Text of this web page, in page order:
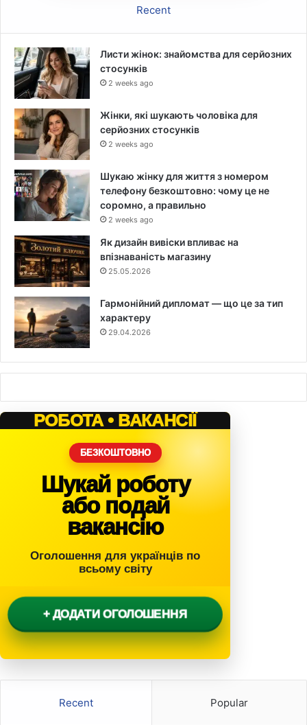
Recent
Листи жінок: знайомства для серйозних
стосунків
2 weeks ago
Жінки, які шукають чоловіка для
серйозних стосунків
2 weeks ago
Шукаю жінку для життя з номером
телефону безкоштовно: чому це не
соромно, а правильно
2 weeks ago
Як дизайн вивіски впливає на
впізнаваність магазину
25.05.2026
Гармонійний дипломат — що це за тип
характеру
29.04.2026
РОБОТА • ВАКАНСІЇ
БЕЗКОШТОВНО
Шукай роботу
або подай
вакансію
Оголошення для українців по
всьому світу
+ ДОДАТИ ОГОЛОШЕННЯ
Recent Popular